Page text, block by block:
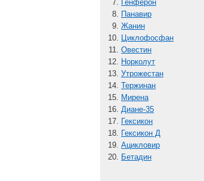
Генферон
Панавир
Жанин
Циклофосфан
Овестин
Норколут
Утрожестан
Тержинан
Мирена
Диане-35
Гексикон
Гексикон Д
Ацикловир
Бетадин